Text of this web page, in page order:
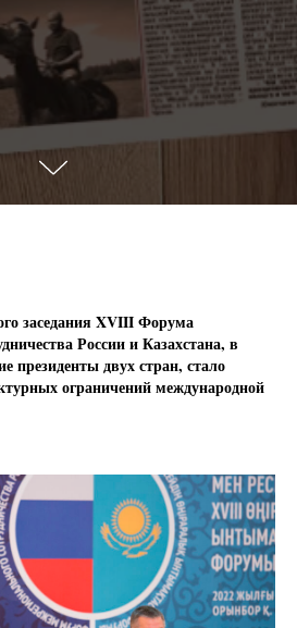
заседания XVIII Форума
России и Казахстана, в
президенты двух стран, стало
ограничений международной